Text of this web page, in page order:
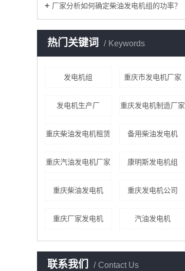
厂家分析如何确定柴油发电机组的功率？
热门关键词 Keywords
发电机组 重庆市发电机厂家
发电机生产厂 重庆发电机制造厂家
重庆柴油发电机租赁 备用柴油发电机
重庆汽油发电机厂家 康明斯发电机组
重庆柴油发电机 重庆发电机公司
重庆厂家发电机 汽油发电机
联系我们 Contact Us